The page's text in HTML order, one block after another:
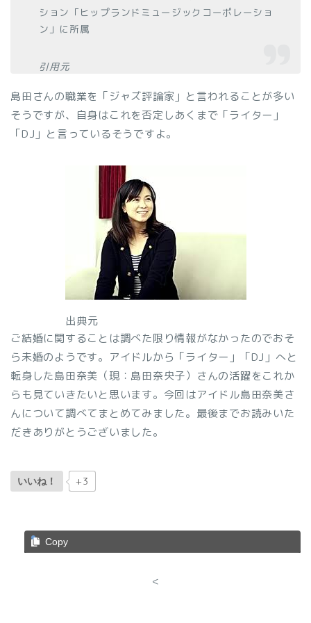
ション「ヒップランドミュージックコーポレーショ
ン」に所属
引用元
島田さんの職業を「ジャズ評論家」と言われることが多い
そうですが、自身はこれを否定しあくまで「ライター」
「DJ」と言っているそうですよ。
出典元
ご結婚に関することは調べた限り情報がなかったのでおそ
ら未婚のようです。アイドルから「ライター」「DJ」へと
転身した島田奈美（現：島田奈央子）さんの活躍をこれか
らも見ていきたいと思います。今回はアイドル島田奈美さ
んについて調べてまとめてみました。最後までお読みいた
だきありがとうございました。
いいね！ +3
Copy
<